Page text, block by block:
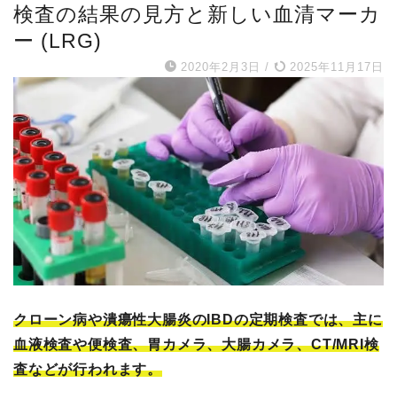
検査の結果の見方と新しい血清マーカ
ー (LRG)
2020年2月3日 / 2025年11月17日
クローン病や潰瘍性大腸炎のIBDの定期検査では、主に
血液検査や便検査、胃カメラ、大腸カメラ、CT/MRI検
査などが行われます。